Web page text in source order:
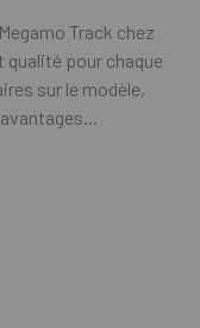
Track chez
qualité pour chaque
sur le modèle,